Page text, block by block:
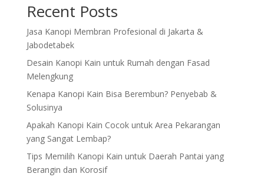
Recent Posts
Jasa Kanopi Membran Profesional di Jakarta &
Jabodetabek
Desain Kanopi Kain untuk Rumah dengan Fasad
Melengkung
Kenapa Kanopi Kain Bisa Berembun? Penyebab &
Solusinya
Apakah Kanopi Kain Cocok untuk Area Pekarangan
yang Sangat Lembap?
Tips Memilih Kanopi Kain untuk Daerah Pantai yang
Berangin dan Korosif